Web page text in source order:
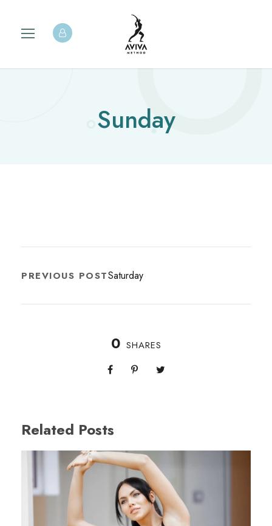
Sunday
PREVIOUS POSTSaturday
0 SHARES
Related Posts